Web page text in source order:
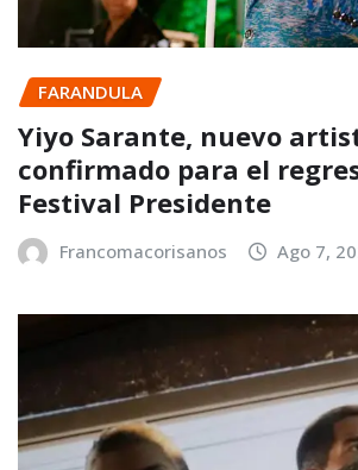
FARANDULA
Yiyo Sarante, nuevo
confirmado para el
Festival Presidente
Francomacorisanos Ago 7,